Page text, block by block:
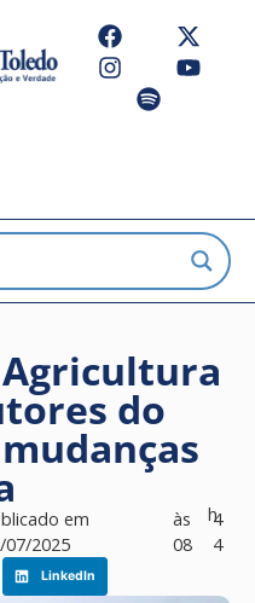
do
em
07/2025
às
08
h4
4
LinkedIn